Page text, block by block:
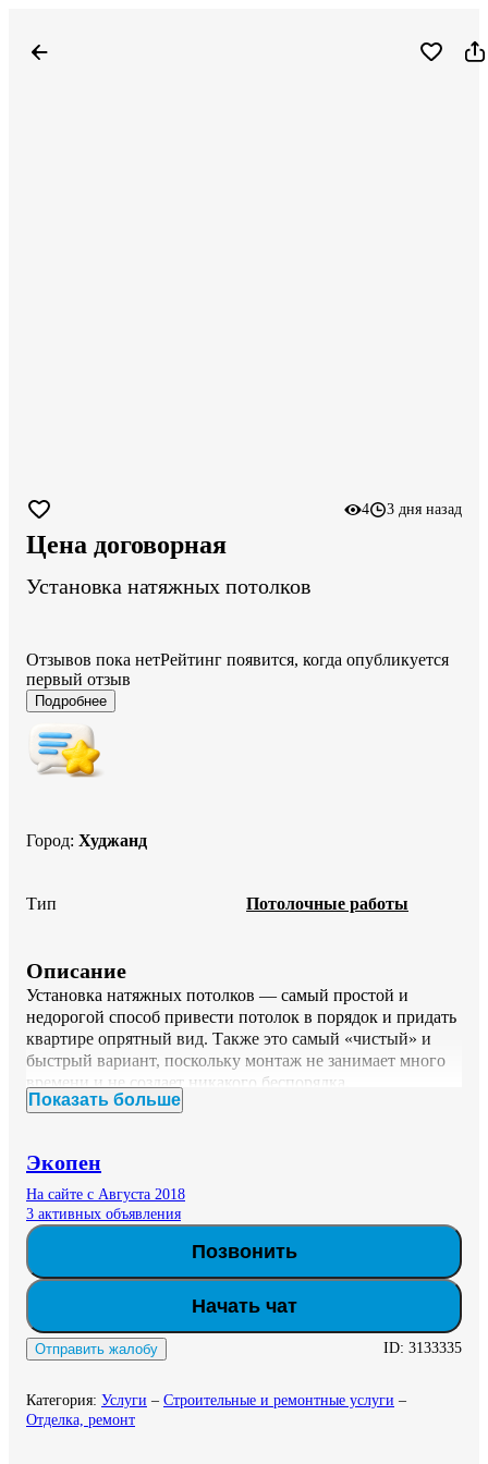
4 3 дня назад
Цена договорная
Установка натяжных потолков
Отзывов пока нетРейтинг появится, когда опубликуется
первый отзыв
Подробнее
Город: Худжанд
Тип Потолочные работы
Описание
Установка натяжных потолков — самый простой и
недорогой способ привести потолок в порядок и придать
квартире опрятный вид. Также это самый «чистый» и
быстрый вариант, поскольку монтаж не занимает много
времени и не создает никакого беспорядка.
Показать больше
Экопен
На сайте с Августа 2018
3 активных объявления
Позвонить
Начать чат
Отправить жалобу ID: 3133335
Категория: Услуги – Строительные и ремонтные услуги –
Отделка, ремонт